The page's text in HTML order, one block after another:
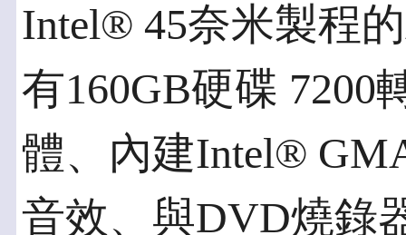
Intel® 45奈米製程
有160GB硬碟 7200
體、內建Intel®
音效、與DVD燒錄